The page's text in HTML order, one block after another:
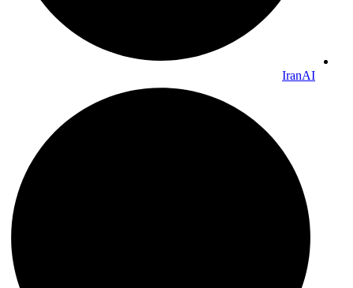
IranAI